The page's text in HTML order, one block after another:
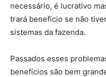
necessário, é lucrativo
trará benefício se não
sistemas da fazenda.
Passados esses
benefícios são bem